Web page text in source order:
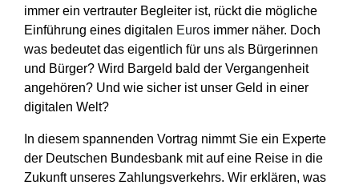
immer ein vertrauter Begleiter ist, rückt die mögliche
Einführung eines digitalen Euros immer näher. Doch
was bedeutet das eigentlich für uns als Bürgerinnen
und Bürger? Wird Bargeld bald der Vergangenheit
angehören? Und wie sicher ist unser Geld in einer
digitalen Welt?
In diesem spannenden Vortrag nimmt Sie ein Experte
der Deutschen Bundesbank mit auf eine Reise in die
Zukunft unseres Zahlungsverkehrs. Wir erklären, was